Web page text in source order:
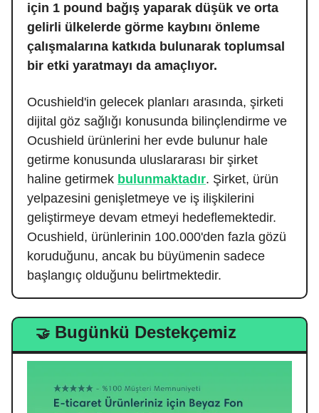
için 1 pound bağış yaparak düşük ve orta
gelirli ülkelerde görme kaybını önleme
çalışmalarına katkıda bulunarak toplumsal
bir etki yaratmayı da amaçlıyor.
Ocushield'in gelecek planları arasında, şirketi
dijital göz sağlığı konusunda bilinçlendirme ve
Ocushield ürünlerini her evde bulunur hale
getirme konusunda uluslararası bir şirket
haline getirmek bulunmaktadır. Şirket, ürün
yelpazesini genişletmeye ve iş ilişkilerini
geliştirmeye devam etmeyi hedeflemektedir.
Ocushield, ürünlerinin 100.000'den fazla gözü
koruduğunu, ancak bu büyümenin sadece
başlangıç olduğunu belirtmektedir.
🤝 Bugünkü Destekçemiz